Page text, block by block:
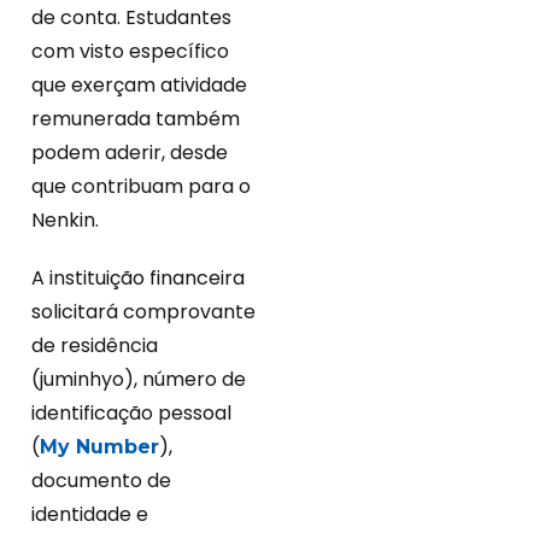
de conta. Estudantes
com visto específico
que exerçam atividade
remunerada também
podem aderir, desde
que contribuam para o
Nenkin.
A instituição financeira
solicitará comprovante
de residência
(juminhyo), número de
identificação pessoal
( My Number),
documento de
identidade e